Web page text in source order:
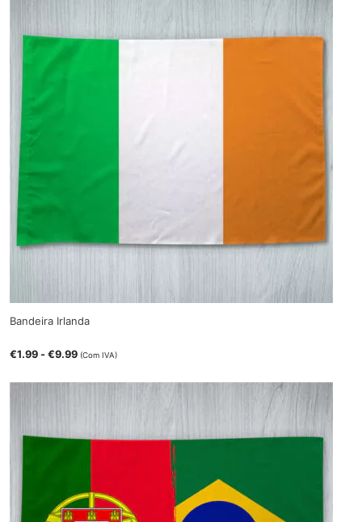
Bandeira Irlanda
€1.99 -€9.99 (Com IVA)